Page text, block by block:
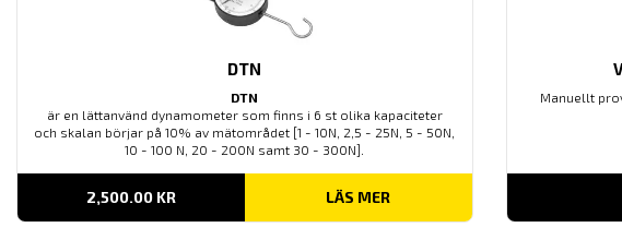
DTN
DTN
är en lättanvänd dynamometer som finns i 6 st olika kapaciteter
och skalan börjar på 10% av mätområdet [1 - 10N, 2,5 - 25N, 5 - 50N,
10 - 100 N, 20 - 200N samt 30 - 300N].
2,500.00 KR LÄS MER
Manuellt